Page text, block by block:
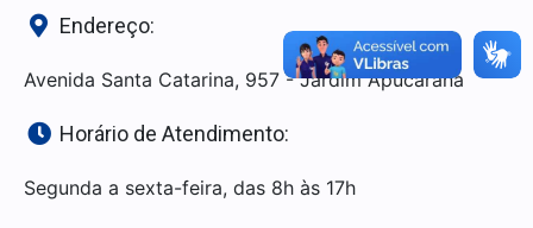
Endereço:
Avenida Santa Catarina, 957 - Jardim Apucarana
Horário de Atendimento:
Segunda a sexta-feira, das 8h às 17h